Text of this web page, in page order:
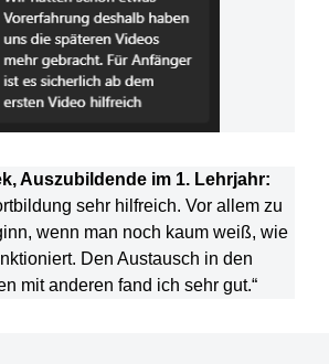
Auszubildende im 1. Lehrjahr:
sehr hilfreich. Vor allem zu
wenn man noch kaum weiß, wie
Den Austausch in den
mit anderen fand ich sehr gut.“